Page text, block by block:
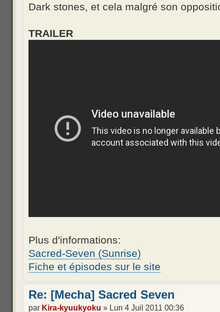
Dark stones, et cela malgré son
TRAILER
Plus d'informations:
Sacred-Seven (Sunrise)
Fiche et épisodes sur le site
Re: [Mecha] Sacred Seven
par Kira-kyuukyoku » Lun 4 Juil 2011 00:36